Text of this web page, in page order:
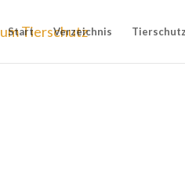
Start Verzeichnis